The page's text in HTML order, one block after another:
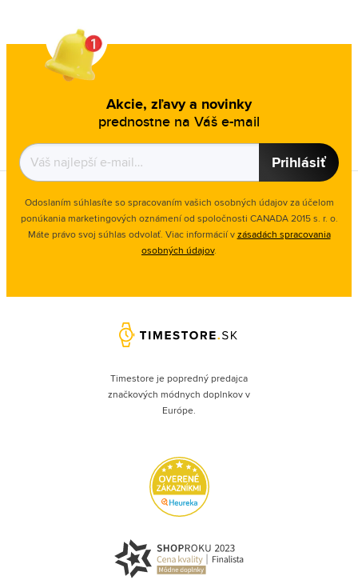
Akcie, zľavy a novinky
prednostne na Váš e-mail
Prihlásiť
Odoslaním súhlasíte so spracovaním vašich osobných údajov za účelom
ponúkania marketingových oznámení od spoločnosti CANADA 2015 s. r. o.
Máte právo svoj súhlas odvolať. Viac informácií vzásadách spracovania
osobných údajov.
Timestore je popredný predajca
značkových módnych doplnkov v
Európe.